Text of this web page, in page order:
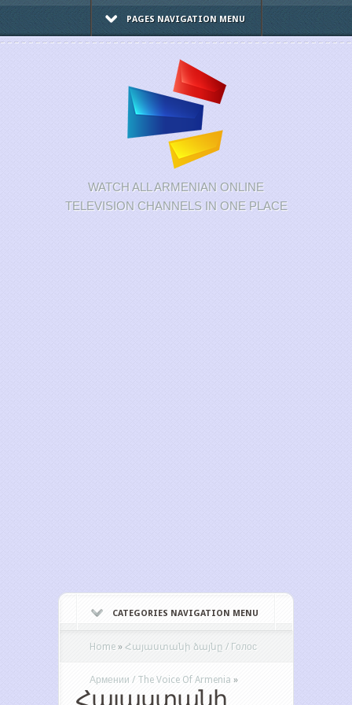
PAGES NAVIGATION MENU
WATCH ALL ARMENIAN ONLINE
TELEVISION CHANNELS IN ONE PLACE
CATEGORIES NAVIGATION MENU
Home » Հայաստանի ձայնը / Голос
Армении / The Voice Of Armenia »
Հայաստանի